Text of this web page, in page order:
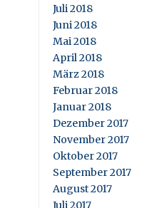
Juli 2018
Juni 2018
Mai 2018
April 2018
März 2018
Februar 2018
Januar 2018
Dezember 2017
November 2017
Oktober 2017
September 2017
August 2017
Juli 2017